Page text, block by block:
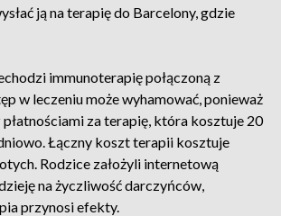
ją na terapię do Barcelony, gdzie
immunoterapię połączoną z
w leczeniu może wyhamować, ponieważ
za terapię, która kosztuje 20
Łączny koszt terapii kosztuje
Rodzice założyli internetową
na życzliwość darczyńców,
przynosi efekty.